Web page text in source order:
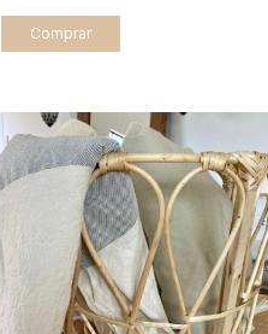
Comprar